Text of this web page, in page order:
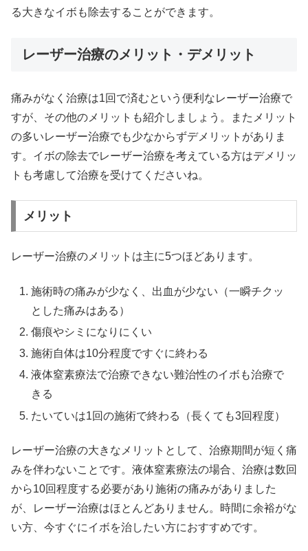
る大きなイボも除去することができます。
レーザー治療のメリット・デメリット
痛みがなく治療は1回で済むという便利なレーザー治療で
すが、その他のメリットも紹介しましょう。またメリット
の多いレーザー治療でも少なからずデメリットがありま
す。イボの除去でレーザー治療を考えている方はデメリッ
トも考慮して治療を受けてくださいね。
メリット
レーザー治療のメリットは主に5つほどあります。
施術時の痛みが少なく、出血が少ない（一瞬チクッ
とした痛みはある）
傷痕やシミになりにくい
施術自体は10分程度ですぐに終わる
液体窒素療法で治療できない難治性のイボも治療で
きる
たいていは1回の施術で終わる（長くても3回程度）
レーザー治療の大きなメリットとして、治療期間が短く痛
みを伴わないことです。液体窒素療法の場合、治療は数回
から10回程度する必要があり施術の痛みがありました
が、レーザー治療はほとんどありません。時間に余裕がな
い方、今すぐにイボを治したい方におすすめです。